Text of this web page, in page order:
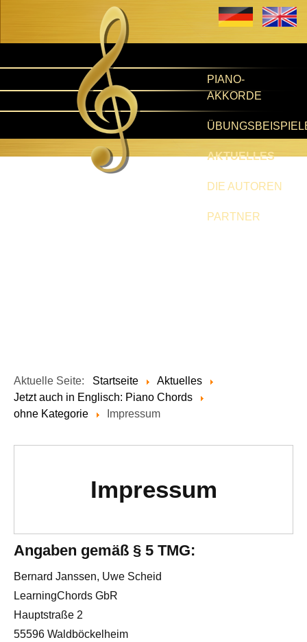
PIANO-
AKKORDE
AKTUELLES
DIE AUTOREN
PARTNER
Aktuelle Seite: Startseite
Aktuelles
Jetzt auch in Englisch: Piano Chords
ohne Kategorie
Impressum
Impressum
Angaben gemäß § 5 TMG:
Bernard Janssen, Uwe Scheid
LearningChords GbR
Hauptstraße 2
55596 Waldböckelheim